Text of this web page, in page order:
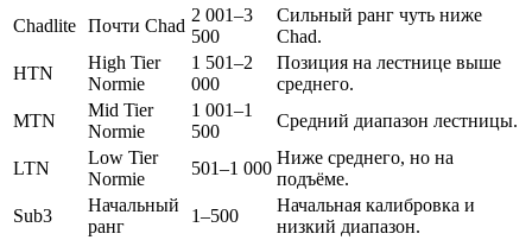
Chadlite Почти Chad
2 001–3
500
Сильный ранг чуть ниже
Chad.
HTN
High Tier
Normie
1 501–2
000
Позиция на лестнице выше
среднего.
MTN
Mid Tier
Normie
1 001–1
500
Средний диапазон лестницы.
LTN
Low Tier
Normie
501–1 000
Ниже среднего, но на
подъёме.
Sub3
Начальный
ранг
1–500
Начальная калибровка и
низкий диапазон.